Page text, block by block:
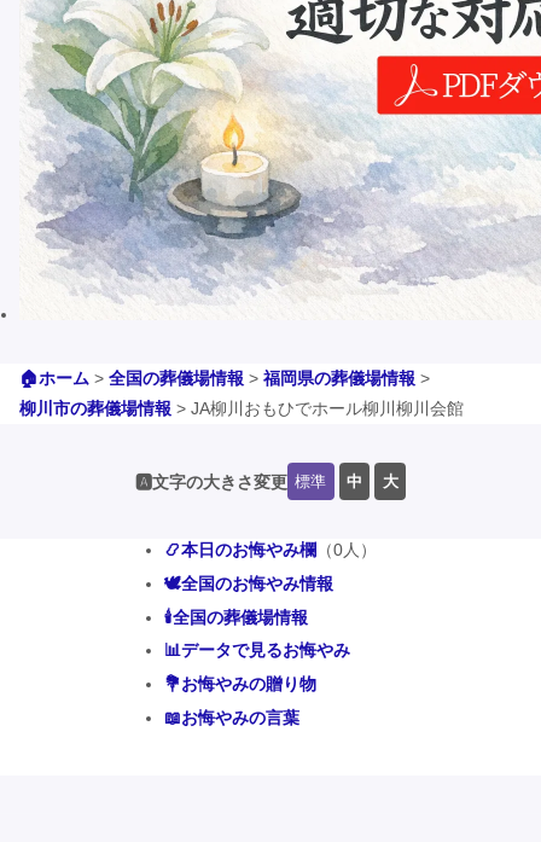
🏠ホーム > 全国の葬儀場情報 > 福岡県の葬儀場情報 >
柳川市の葬儀場情報 > JA柳川おもひでホール柳川柳川会館
🅰️文字の大きさ変更 標準 中 大
📿本日のお悔やみ欄 （0人）
🕊️全国のお悔やみ情報
🕯️全国の葬儀場情報
📊データで見るお悔やみ
💐お悔やみの贈り物
📖お悔やみの言葉